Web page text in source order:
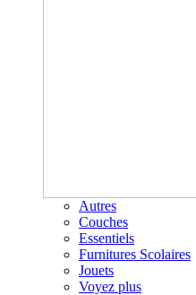
Autres
Couches
Essentiels
Furnitures Scolaires
Jouets
Voyez plus